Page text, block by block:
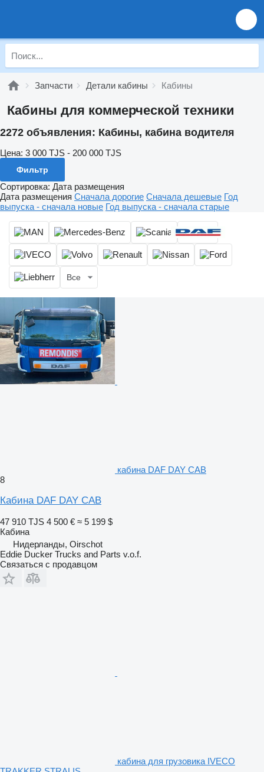
Запчасти Детали кабины Кабины
Кабины для коммерческой техники
2272 объявления: Кабины, кабина водителя
Цена: 3 000 TJS - 200 000 TJS
Фильтр
Сортировка: Дата размещения
Дата размещения Сначала дорогие Сначала дешевые Год
выпуска - сначала новые Год выпуска - сначала старые
Все
кабина DAF DAY CAB
8
Кабина DAF DAY CAB
47 910 TJS 4 500 € ≈ 5 199 $
Кабина
Нидерланды, Oirschot
Eddie Ducker Trucks and Parts v.o.f.
Связаться с продавцом
кабина для грузовика IVECO